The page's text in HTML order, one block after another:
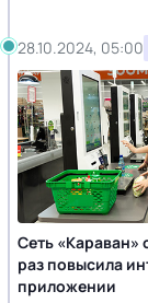
28.10.2024, 05:00
Сеть «Караван»
раз повысила
приложении